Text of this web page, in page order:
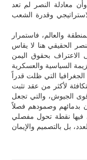
معادلة النصر لم تعد
وقدرة الشعب
والعالم، فاستمرار
الحقيقي هنا لا يقاس
بحقوق اليمن
السياسية والعسكرية
التي ظلت قدراً
لأكثر من عقد تثبت
الجيوش، والتي تجعل
بدمائهم وصمودهم فصلاً
فيها نقطة تحول مفصلي
بل بالتصميم والإيمان